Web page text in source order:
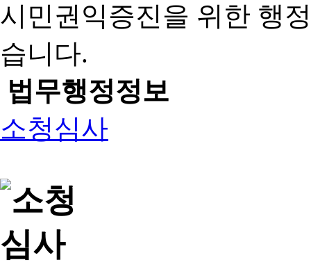
시민권익증진을 위한 행
습니다.
법무행정정보
소청심사